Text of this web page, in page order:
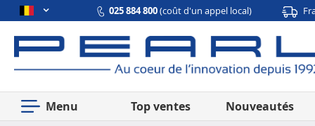
025 884 800(coût d'un appel local)
Menu Top ventes Nouveautés